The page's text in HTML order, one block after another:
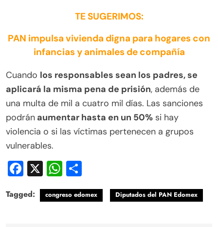
TE SUGERIMOS:
PAN impulsa vivienda digna para hogares con
infancias y animales de compañía
Cuando los responsables sean los padres, se
aplicará la misma pena de prisión, además de
una multa de mil a cuatro mil días. Las sanciones
podrán aumentar hasta en un 50% si hay
violencia o si las víctimas pertenecen a grupos
vulnerables.
Facebook
X WhatsApp
Tagged: congreso edomex Diputados del PAN Edomex